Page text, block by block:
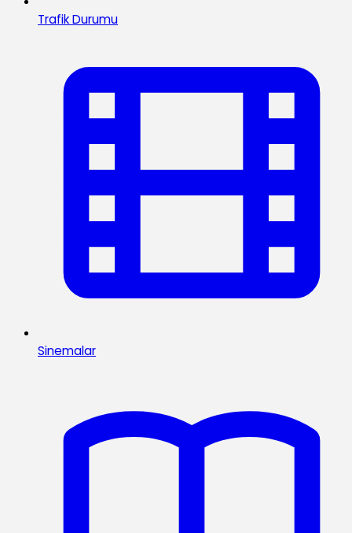
Trafik Durumu
Sinemalar